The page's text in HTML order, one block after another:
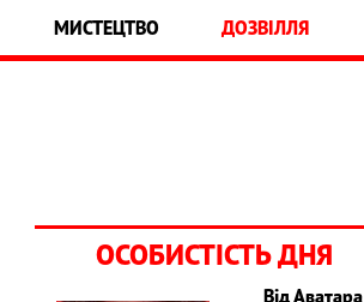
МИСТЕЦТВО ДОЗВІЛЛЯ
ОСОБИСТІСТЬ ДНЯ
Від Аватара